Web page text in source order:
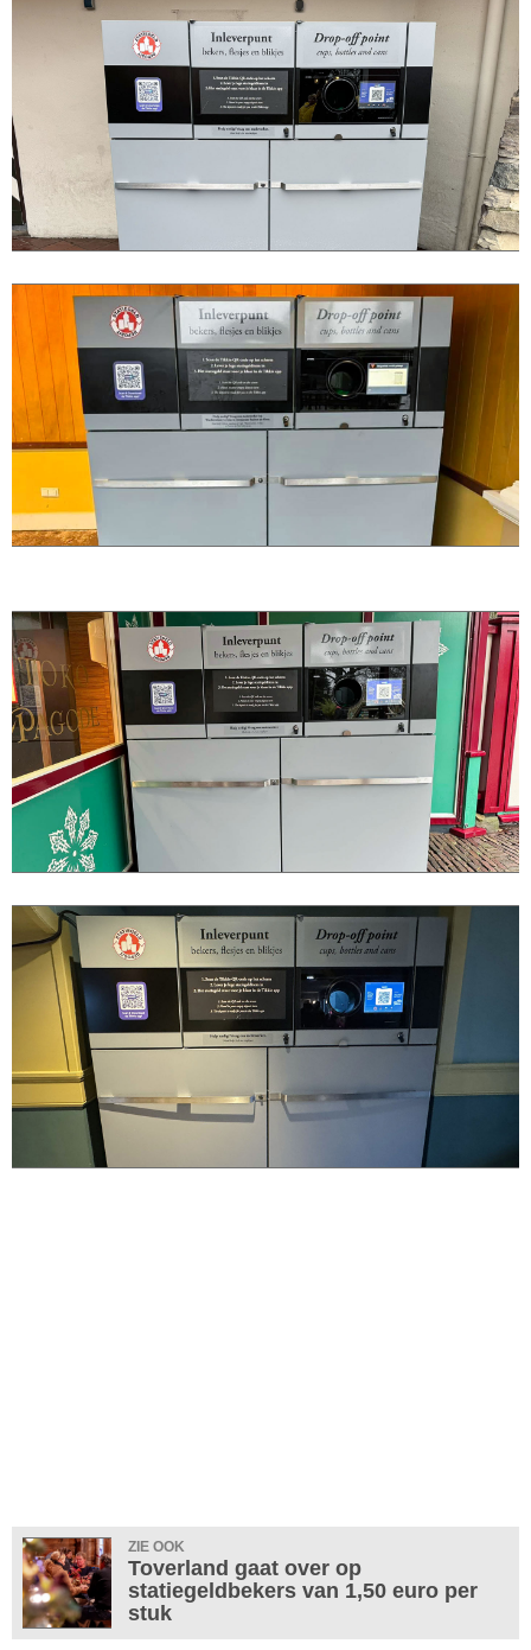
ZIE OOK
Toverland gaat over op
statiegeldbekers van 1,50 euro per
stuk